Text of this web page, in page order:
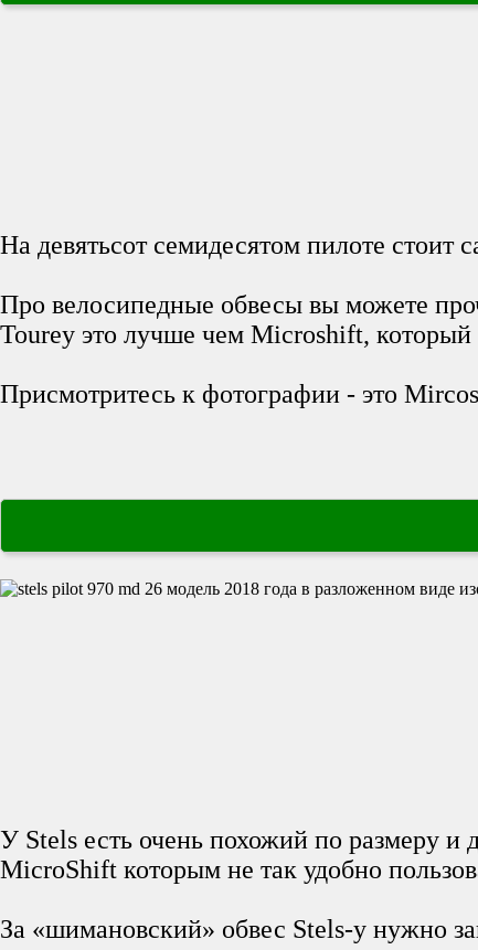
На девятьсот семидесятом пилоте
Про велосипедные обвесы вы можете
Tourey это лучше чем Microshift,
Присмотритесь к фотографии - это
У Stels есть очень похожий по размеру и
MicroShift которым не так удобно
За «шимановский» обвес Stels-у нужно